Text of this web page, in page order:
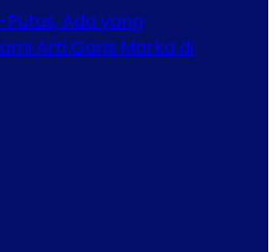
Ada yang
Arti Garis Marka di